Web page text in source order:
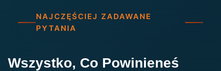
NAJCZĘŚCIEJ ZADAWANE
PYTANIA
Wszystko, Co Powinieneś